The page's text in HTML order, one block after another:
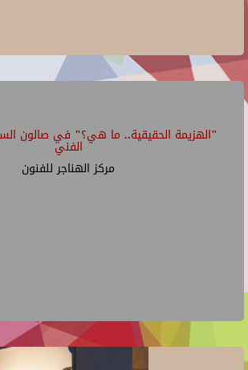
"الهزيمة الحقيقية.. ما هي؟" في صالون
الفني
مركز الهناجر للفنون